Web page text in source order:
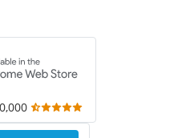
300,000+